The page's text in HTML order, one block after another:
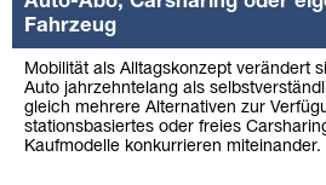
Fahrzeug
Mobilität als Alltagskonzept verändert
Auto jahrzehntelang als
gleich mehrere Alternativen zur
stationsbasiertes oder freies
Kaufmodelle konkurrieren miteinander.